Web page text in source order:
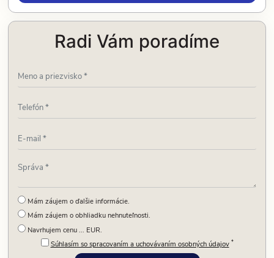
Radi Vám poradíme
Mám záujem o ďalšie informácie.
Mám záujem o obhliadku nehnuteľnosti.
Navrhujem cenu ... EUR.
Súhlasím so spracovaním a uchovávaním osobných údajov *